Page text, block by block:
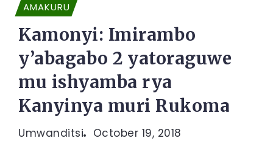
AMAKURU
Kamonyi: Imirambo
y’abagabo 2 yatoraguwe
mu ishyamba rya
Kanyinya muri Rukoma
Umwanditsi October 19, 2018